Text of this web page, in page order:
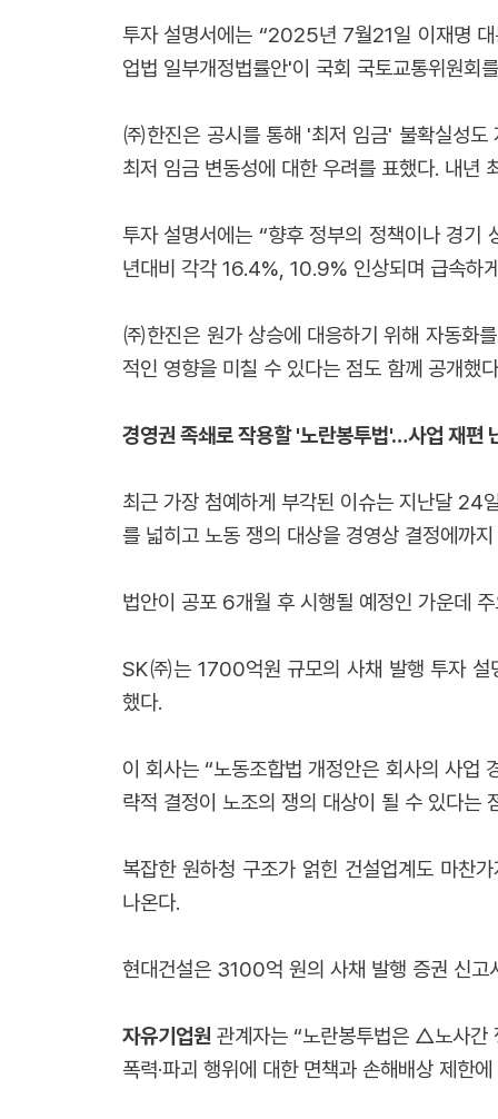
투자 설명서에는 “2025년 7월21일 이재명
업법 일부개정법률안'이 국회 국토교통위원회
㈜한진은 공시를 통해 '최저 임금' 불확실성도
최저 임금 변동성에 대한 우려를 표했다. 내년
투자 설명서에는 “향후 정부의 정책이나 경
년대비 각각 16.4%, 10.9% 인상되며 급속하
㈜한진은 원가 상승에 대응하기 위해 자동화
적인 영향을 미칠 수 있다는 점도 함께 공개했
경영권 족쇄로 작용할 '노란봉투법'…사업 재편
최근 가장 첨예하게 부각된 이슈는 지난달 24
를 넓히고 노동 쟁의 대상을 경영상 결정에까
법안이 공포 6개월 후 시행될 예정인 가운데
SK㈜는 1700억원 규모의 사채 발행 투자 설
했다.
이 회사는 “노동조합법 개정안은 회사의 사업
략적 결정이 노조의 쟁의 대상이 될 수 있다는
복잡한 원하청 구조가 얽힌 건설업계도 마찬
나온다.
현대건설은 3100억 원의 사채 발행 증권 신고
자유기업원 관계자는 “노란봉투법은 △노사
폭력·파괴 행위에 대한 면책과 손해배상 제한